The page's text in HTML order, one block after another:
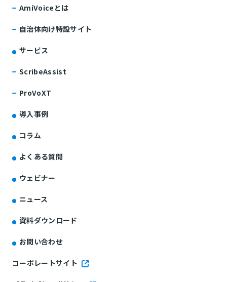
AmiVoiceとは
自治体向け特設サイト
サービス
ScribeAssist
ProVoXT
導入事例
コラム
よくある質問
ウェビナー
ニュース
資料ダウンロード
お問い合わせ
コーポレートサイト